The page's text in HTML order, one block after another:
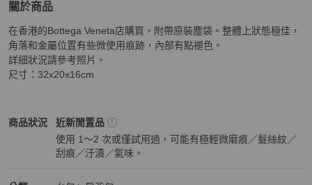
關於商品
關於Bottega Veneta商品詳情與購買須知
在香港的Bottega Veneta店購買，附帶原裝塵袋。整體上狀態極佳，
角落和金屬位置有些微使用痕跡，內部有點褪色。
詳細狀況請參考照片。
尺寸：32x20x16cm
商品狀況
Bottega Veneta女包商品狀態與細節
近新閒置品
使用 1～2 次或僅試用過，可能有極輕微磨痕／髮絲紋／
刮痕／汙漬／氣味。